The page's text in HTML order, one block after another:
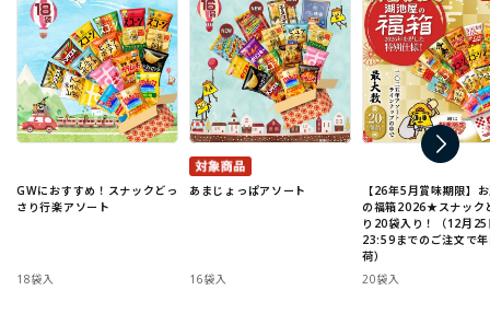
GWにおすすめ！スナックどっ
さり行楽アソート
18袋入
あまじょっぱアソート
16袋入
【26年5月賞味期限】
の福箱2026★スナック
り20袋入り！（12月25
23:59までのご注文で
荷）
20袋入